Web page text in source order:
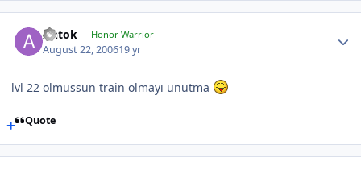
Antok Honor Warrior
August 22, 200619 yr
lvl 22 olmussun train olmayı unutma
Quote